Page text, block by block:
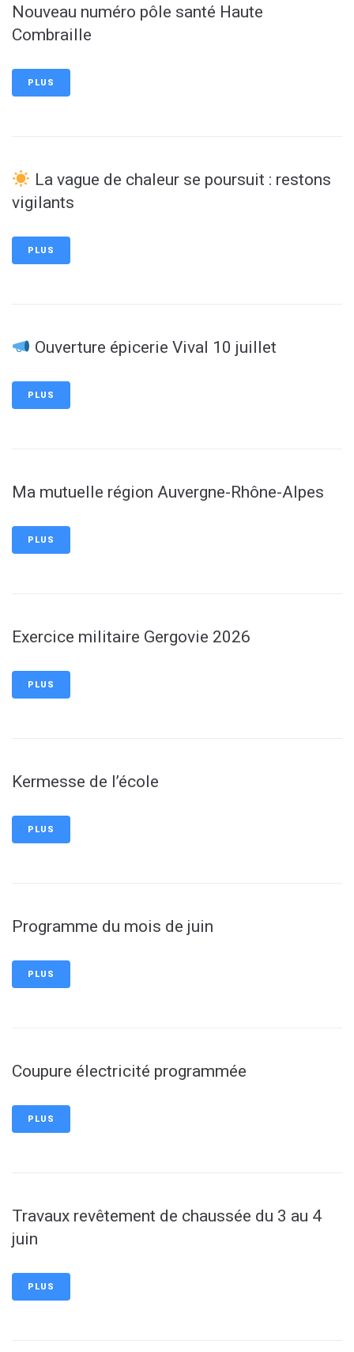
Nouveau numéro pôle santé Haute
Combraille
PLUS
La vague de chaleur se poursuit : restons
vigilants
PLUS
Ouverture épicerie Vival 10 juillet
PLUS
Ma mutuelle région Auvergne-Rhône-Alpes
PLUS
Exercice militaire Gergovie 2026
PLUS
Kermesse de l’école
PLUS
Programme du mois de juin
PLUS
Coupure électricité programmée
PLUS
Travaux revêtement de chaussée du 3 au 4
juin
PLUS